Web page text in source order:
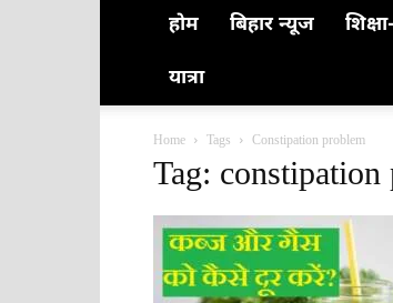
होम बिहार न्यूज
यात्रा
Home Tags Constipation problem
Tag: constipation